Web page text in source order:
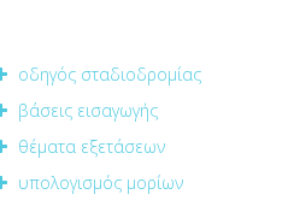
οδηγός σταδιοδρομίας
βάσεις εισαγωγής
θέματα εξετάσεων
υπολογισμός μορίων